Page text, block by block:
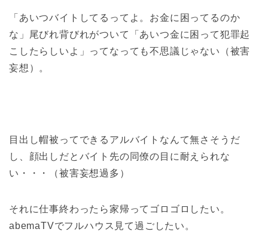
「あいつバイトしてるってよ。お金に困ってるのか
な」尾びれ背びれがついて「あいつ金に困って犯罪起
こしたらしいよ」ってなっても不思議じゃない（被害
妄想）。
目出し帽被ってできるアルバイトなんて無さそうだ
し、顔出しだとバイト先の同僚の目に耐えられな
い・・・（被害妄想過多）
それに仕事終わったら家帰ってゴロゴロしたい。
abemaTVでフルハウス見て過ごしたい。